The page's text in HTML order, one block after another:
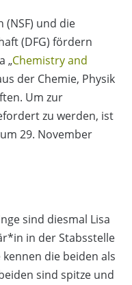
(NSF) und die
(DFG) fördern
„Chemistry and
der Chemie, Physik
Um zur
zu werden, ist
29. November
sind diesmal Lisa
in der Stabsstelle
die beiden als
sind spitze und